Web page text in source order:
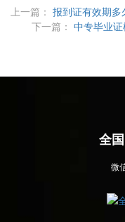
上一篇： 报到证有效期多
下一篇： 中专毕业
全
微